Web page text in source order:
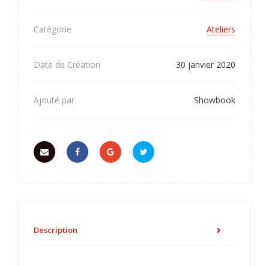
Catégorie Ateliers
Date de Création 30 janvier 2020
Ajouté par Showbook
Description